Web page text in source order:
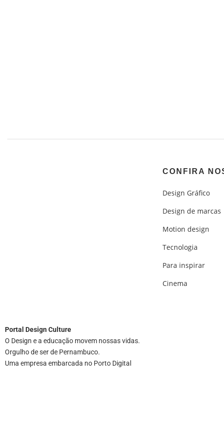
Portal Design Culture
O Design e a educação movem nossas vidas.
Orgulho de ser de Pernambuco.
Uma empresa embarcada no Porto Digital
CONFIRA
Design Gráfico
Design de marcas
Motion design
Tecnologia
Para inspirar
Cinema